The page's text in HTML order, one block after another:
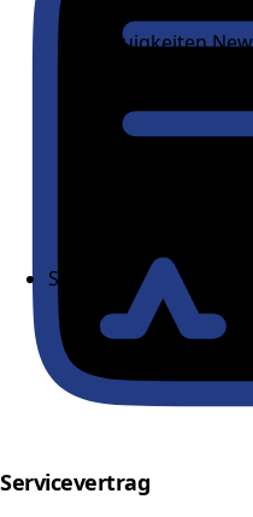
Neuigkeiten
Karriere
Aktuelle
Arbeiten bei
Shop
Servicevertrag